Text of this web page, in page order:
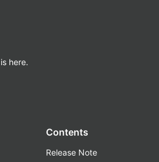
here.
Contents
Release Note